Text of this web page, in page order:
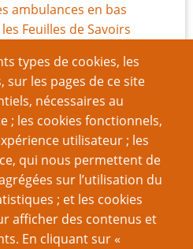
types de cookies, les
sur les pages de ce site
nécessaires au
; les cookies fonctionnels,
utilisateur ; les
qui nous permettent de
sur l’utilisation du
; et les cookies
afficher des contenus et
En cliquant sur «
ambulances en bas
Feuilles de Savoirs
peut apprendre de “Orgueil
: un jeu de rôle sur la
morales
5
Page
suivante
››